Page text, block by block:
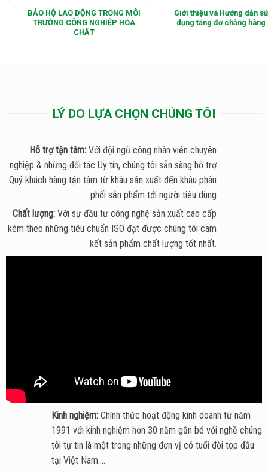
BẢO HỘ LAO ĐỘNG TRONG MÔI
TRƯỜNG CÔNG NGHIỆP HÓA
CHẤT
Giới thiệu và Hướng dẫn sử
dụng tăng đơ chằng hàng
LÝ DO LỰA CHỌN CHÚNG TÔI
Hỗ trợ tận tâm: Với đội ngũ công nhân viên chuyên
nghiệp & những đối tác Uy tín, chúng tôi sẵn sàng hỗ trợ
Quý khách hàng tận tâm từ khâu sản xuất đến khâu phân
phối sản phẩm tới người tiêu dùng
Chất lượng: Với sự đầu tư công nghệ sản xuất cao cấp
kèm theo những tiêu chuẩn ISO đạt được chúng tôi cam
kết sản phẩm chất lượng tốt nhất.
Kinh nghiệm: Chính thức hoạt động kinh doanh từ năm
1991 với kinh nghiệm hơn 30 năm gắn bó với nghề chúng
tôi tự tin là một trong những đơn vị có tuổi đời top đầu
tại Việt Nam....